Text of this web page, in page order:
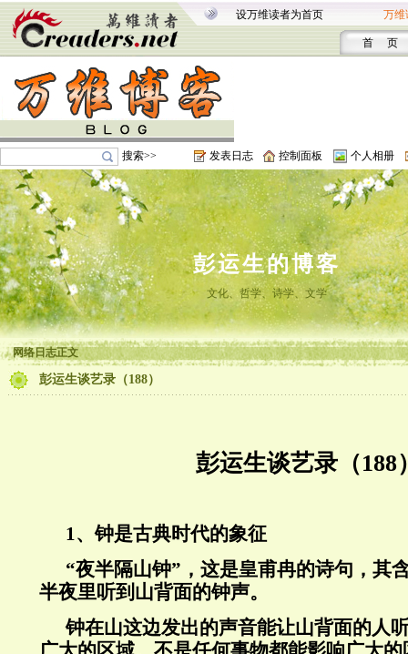
设万维读者为首页 万维
首 页
搜索>> 发表日志 控制面板 个人相册
彭运生的博客
文化、哲学、诗学、文学
网络日志正文
彭运生谈艺录（188）
彭运生谈艺录（188
1、钟是古典时代的象征
“夜半隔山钟”，这是皇甫冉的诗句，其
半夜里听到山背面的钟声。
钟在山这边发出的声音能让山背面的人